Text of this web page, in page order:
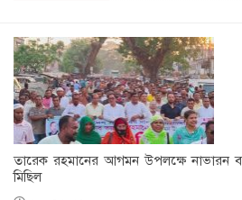
তারেক রহমানের আগমন উপলক্ষে নাভারন
মিছিল